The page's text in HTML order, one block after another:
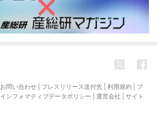
お問い合わせ プレスリリース送付先 利用規約
プ
インフォマティブデータポリシー 運営会社
サイト